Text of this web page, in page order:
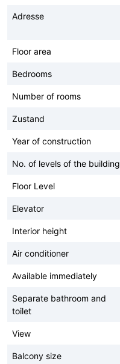
Adresse
Floor area
Bedrooms
Number of rooms
Zustand
Year of construction
No. of levels of the building
Floor Level
Elevator
Interior height
Air conditioner
Available immediately
Separate bathroom and
toilet
View
Balcony size